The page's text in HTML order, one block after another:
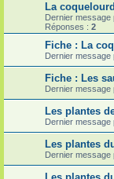
La
Dernier message
Réponses : 2
Fiche : La
Dernier message
Fiche : Les
Dernier message
Les plantes
Dernier message
Les plantes
Dernier message